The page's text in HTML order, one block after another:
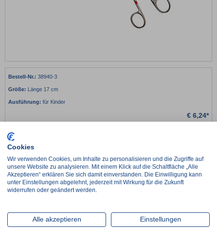
38940-3
Länge 17 cm
für Kinder
€ 6,24*
38618-3
Länge 25 cm
für Erwachsene
netto:€9,13
- +
Cookies
Wir verwenden Cookies, um Inhalte zu personalisieren und die Zugriffe auf
unsere Website zu analysieren. Mit einem Klick auf die Schaltfläche „Alle
Akzeptieren“ erklären Sie sich damit einverstanden. Die Einwilligung kann
unter Einstellungen abgelehnt, jederzeit mit Wirkung für die Zukunft
widerrufen oder geändert werden.
Alle akzeptieren Einstellungen